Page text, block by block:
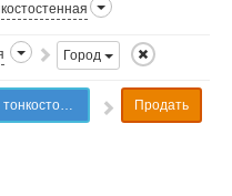
Город
Белоруссии Продать